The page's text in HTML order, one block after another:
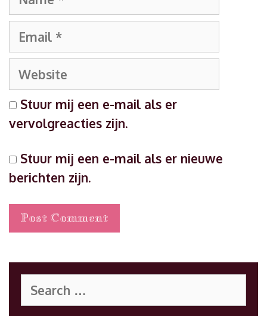
Email
Website
Stuur mij een e-mail als er
vervolgreacties zijn.
Stuur mij een e-mail als er nieuwe
berichten zijn.
for: